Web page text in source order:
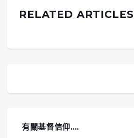
RELATED ARTICLES
有關基督信仰….